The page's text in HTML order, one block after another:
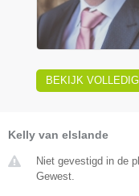
BEKIJK VOLLEDIG
Kelly van elslande
Niet gevestigd in de
Gewest.